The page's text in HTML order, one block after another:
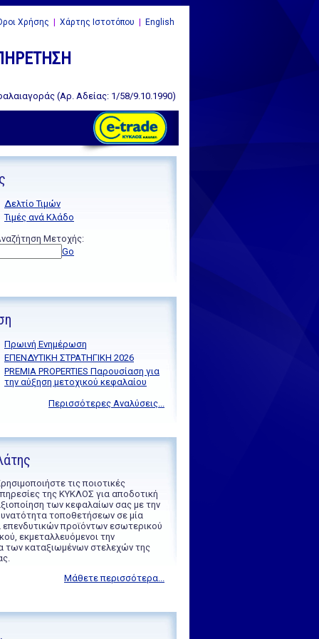
Χρήσης Χάρτης Ιστοτόπου English
(Αρ. Αδείας: 1/58/9.10.1990)
Δελτίο Τιμών
Τιμές ανά Κλάδο
Μετοχής:
Go
Πρωινή Ενημέρωση
ΕΠΕΝΔΥΤΙΚΗ ΣΤΡΑΤΗΓΙΚΗ 2026
PREMIA PROPERTIES Παρουσίαση για
την αύξηση μετοχικού κεφαλαίου
Περισσότερες Αναλύσεις...
τις ποιοτικές
της ΚΥΚΛΟΣ για αποδοτική
των κεφαλαίων σας με την
τοποθετήσεων σε μία
επενδυτικών προϊόντων εσωτερικού
εκμεταλλευόμενοι την
των καταξιωμένων στελεχών της
Μάθετε περισσότερα...